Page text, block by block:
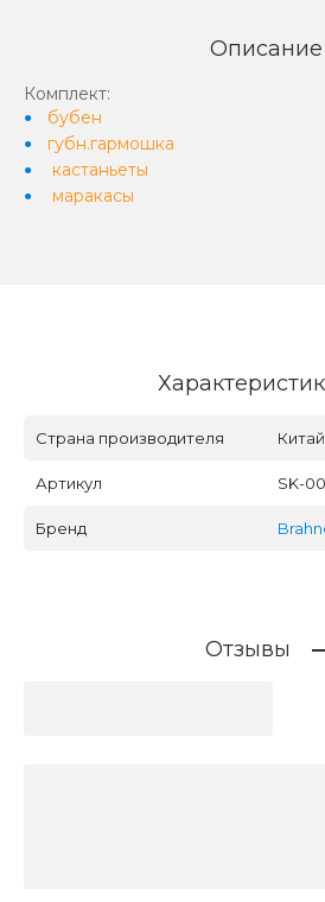
Описание
Комплект:
бубен
губн.гармошка
кастаньеты
маракасы
Страна производителя Китай
Артикул SK-
Бренд
Отзывы